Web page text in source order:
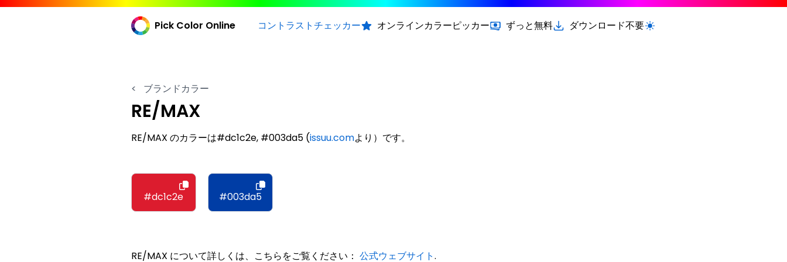
Pick Color Online コントラストチェッカー オンラインカラーピッカー ずっと無料 ダウンロード不要ライト/ダークモードを切り替える
< ブランドカラー
RE/MAX
RE/MAX のカラーは#dc1c2e, #003da5 (issuu.comより）です。
#dc1c2e #003da5
RE/MAX について詳しくは、こちらをご覧ください： 公式ウェブサイト.